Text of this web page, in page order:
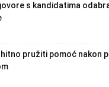
s kandidatima
pružiti pomoć nakon